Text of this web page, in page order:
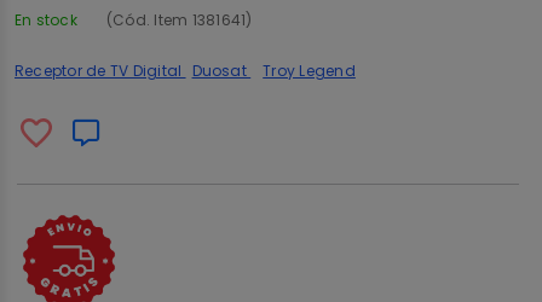
En stock (Cód. Item 1381641)
Receptor de TV Digital Duosat Troy Legend